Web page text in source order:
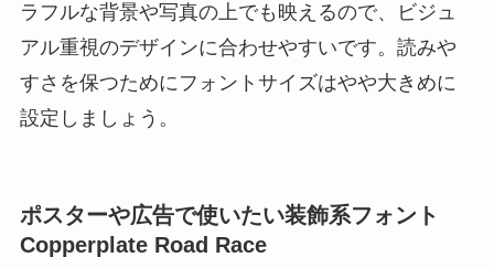
ラフルな背景や写真の上でも映えるので、ビジュ
アル重視のデザインに合わせやすいです。読みや
すさを保つためにフォントサイズはやや大きめに
設定しましょう。
ポスターや広告で使いたい装飾系フォント
Copperplate Road Race